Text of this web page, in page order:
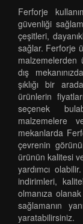
Ferforje
güvenliği
çeşitleri,
sağlar. Ferforje
malzemelerden
dış
şıklığı bir
ürünlerin
seçenek
malzemelere
mekanlarda
çevrenin
ürünün kalitesi
yardımcı
indirimleri,
olmanıza
sağlamanın
yaratabilirsiniz.